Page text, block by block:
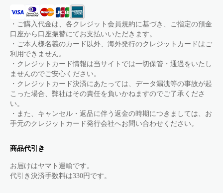
・ご購入代金は、各クレジット会員規約に基づき、ご指定の預金
口座から口座振替にてお支払いいただきます。
・ご本人様名義のカード以外、海外発行のクレジットカードはご
利用できません。
・クレジットカード情報は当サイトでは一切保管・通過をいたし
ませんのでご安心ください。
・クレジットカード決済にあたっては、データ漏洩等の事故が起
こった場合、弊社はその責任を負いかねますのでご了承くださ
い。
・また、キャンセル・返品に伴う返金の時期につきましては、お
手元のクレジットカード発行会社へお問い合わせください。
商品代引き
お届けはヤマト運輸です。
代引き決済手数料は330円です。